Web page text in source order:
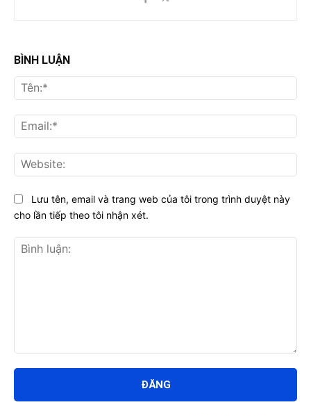
BÌNH LUẬN
luận:
Lưu tên, email và trang web của tôi trong trình duyệt này
cho lần tiếp theo tôi nhận xét.